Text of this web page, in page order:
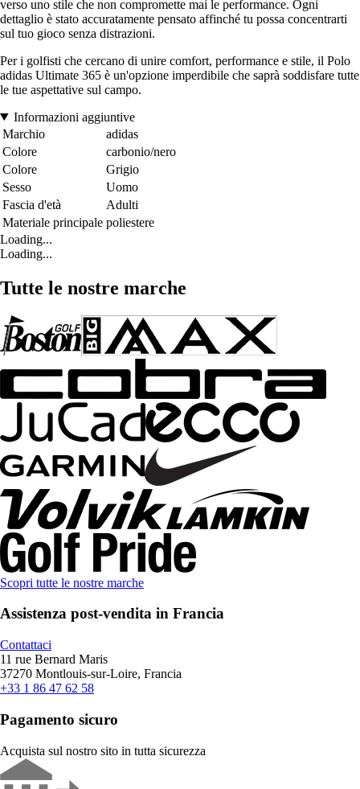
verso uno stile che non compromette mai le performance. Ogni
dettaglio è stato accuratamente pensato affinché tu possa concentrarti
sul tuo gioco senza distrazioni.
Per i golfisti che cercano di unire comfort, performance e stile, il Polo
adidas Ultimate 365 è un'opzione imperdibile che saprà soddisfare tutte
le tue aspettative sul campo.
Informazioni aggiuntive
Marchio
adidas
Colore
carbonio/nero
Colore
Grigio
Sesso
Uomo
Fascia d'età
Adulti
Materiale principale poliestere
Loading...
Loading...
Tutte le nostre marche
Scopri tutte le nostre marche
Assistenza post-vendita in Francia
Contattaci
11 rue Bernard Maris
37270 Montlouis-sur-Loire, Francia
+33 1 86 47 62 58
Pagamento sicuro
Acquista sul nostro sito in tutta sicurezza